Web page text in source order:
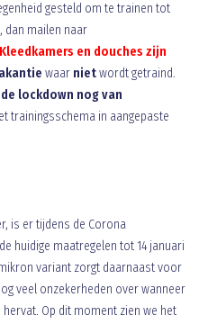
gesteld om te trainen tot
dan mailen naar
Kleedkamers en douches zijn
waar nietwordt getraind.
lockdown nog van
trainingsschema in aangepaste
is er tijdens de Corona
huidige maatregelen tot 14 januari
variant zorgt daarnaast voor
veel onzekerheden over wanneer
Op dit moment zien we het